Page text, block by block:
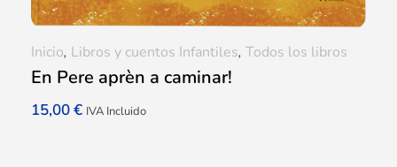
En Pere aprèn a caminar!
15,00€ IVA Incluido
Inicio, Libros y cuentos Infantiles, Todos los libros